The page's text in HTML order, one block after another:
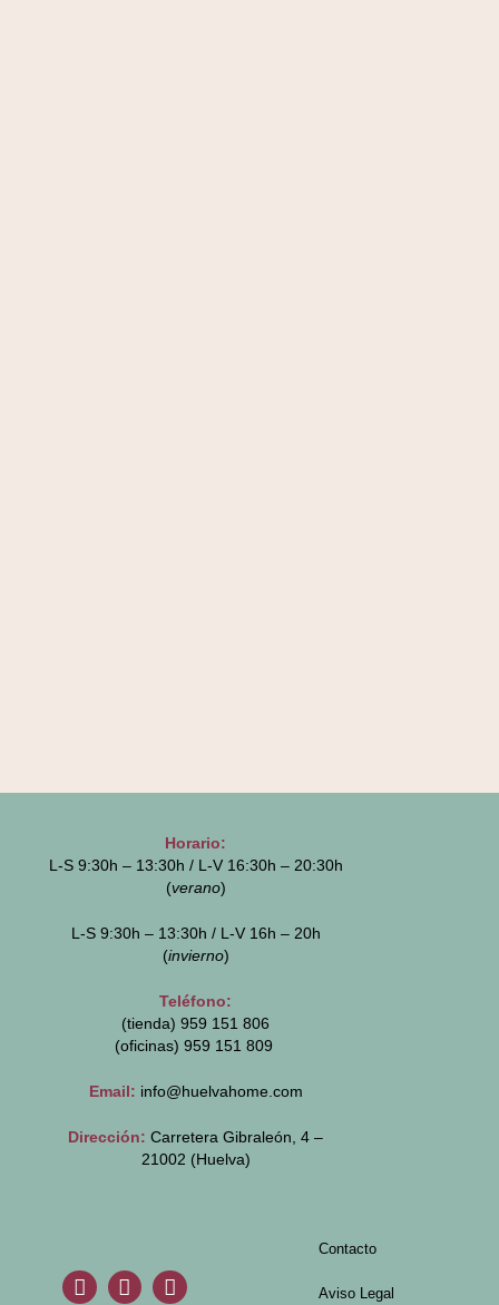
Horario:
L-S 9:30h – 13:30h / L-V 16:30h – 20:30h
(verano)
L-S 9:30h – 13:30h / L-V 16h – 20h
(invierno)
Teléfono:
(tienda) 959 151 806
(oficinas) 959 151 809
Email: info@huelvahome.com
Dirección: Carretera Gibraleón, 4 –
21002 (Huelva)
Contacto
Aviso Legal